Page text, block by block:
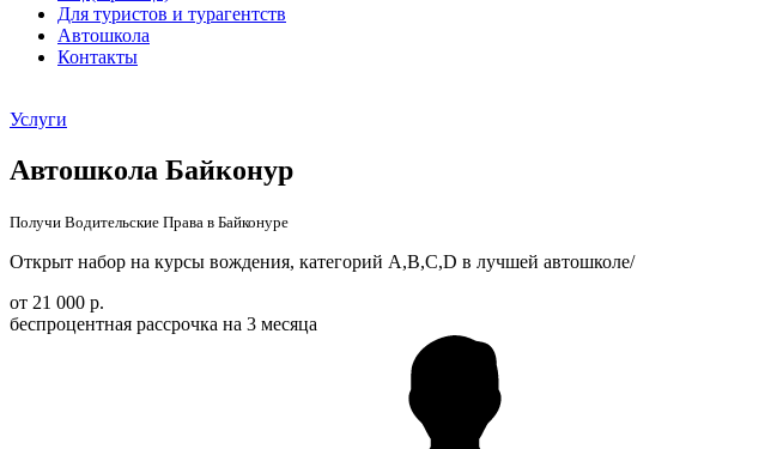
Для туристов и турагентств
Автошкола
Контакты
Услуги
Автошкола Байконур
Получи Водительские Права в Байконуре
Открыт набор на курсы вождения, категорий A,B,C,D в лучшей автошколе/
от 21 000 р.
беспроцентная рассрочка на 3 месяца